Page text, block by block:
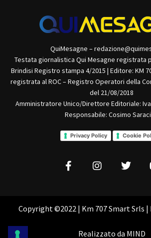
QuiMesagne –
Testata giornalistica Qui Mesagne registrata
Brindisi Registro stampa 4/2015 | Editore: KM
registrata al ROC – Registro Operatori della
del 21/08/2018
Amministratore Unico/Direttore Editoriale:
Responsabile: Cosimo
Privacy Policy Cookie
Copyright ©2022 | Km 707 Smart Srls |
Realizzato da MIND